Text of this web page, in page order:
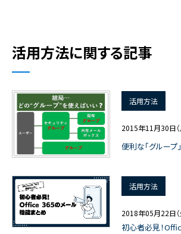
活用方法に関する記事
活用方法
2015年11月30日（
便利な「グルー
活用方法
2018年05月22日（
初心者必見！